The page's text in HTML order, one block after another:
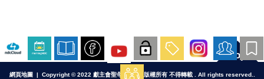
Top
網頁地圖 | Copyright © 2022 獻主會聖母院書院. 版權所有 不得轉載 . All rights reserved..